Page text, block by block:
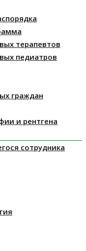
терапевтов
педиатров
граждан
и рентгена
сотрудника